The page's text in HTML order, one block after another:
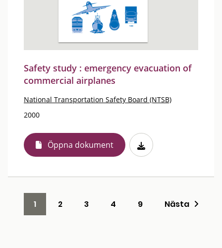
Safety study : emergency evacuation of
commercial airplanes
National Transportation Safety Board (NTSB)
2000
Öppna dokument
1 2 3 4 9 Nästa